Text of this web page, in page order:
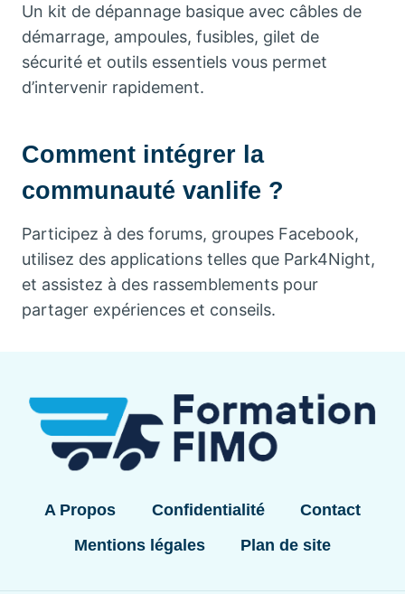
Un kit de dépannage basique avec câbles de
démarrage, ampoules, fusibles, gilet de
sécurité et outils essentiels vous permet
d’intervenir rapidement.
Comment intégrer la
communauté vanlife ?
Participez à des forums, groupes Facebook,
utilisez des applications telles que Park4Night,
et assistez à des rassemblements pour
partager expériences et conseils.
A Propos Confidentialité
Contact
Mentions légales
Plan de site